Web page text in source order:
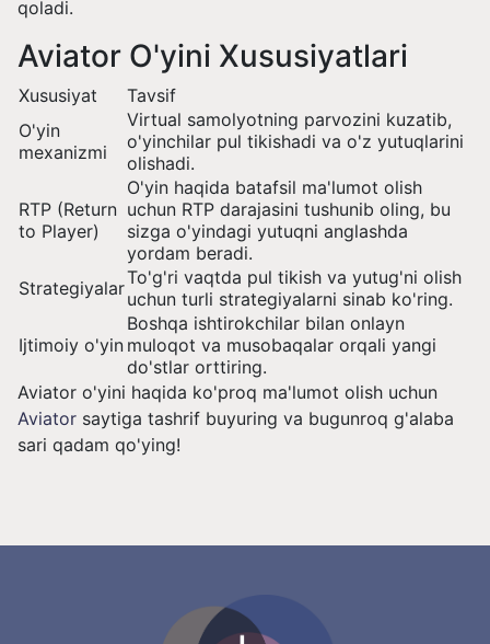
qoladi.
Aviator O'yini Xususiyatlari
Xususiyat
Tavsif
O'yin
mexanizmi
Virtual samolyotning parvozini kuzatib,
o'yinchilar pul tikishadi va o'z yutuqlarini
olishadi.
RTP (Return
to Player)
O'yin haqida batafsil ma'lumot olish
uchun RTP darajasini tushunib oling, bu
sizga o'yindagi yutuqni anglashda
yordam beradi.
StrategiyalarTo'g'ri vaqtda pul tikish va yutug'ni olish
uchun turli strategiyalarni sinab ko'ring.
Ijtimoiy o'yin
Boshqa ishtirokchilar bilan onlayn
muloqot va musobaqalar orqali yangi
do'stlar orttiring.
Aviator o'yini haqida ko'proq ma'lumot olish uchun
Aviator saytiga tashrif buyuring va bugunroq g'alaba
sari qadam qo'ying!